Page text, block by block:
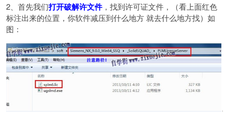
2、首先我们打开破解许文件，找到许可证文件，（看上面红色
标注出来的位置，你软件减压到什么地方 就去什么地方找）如
图：